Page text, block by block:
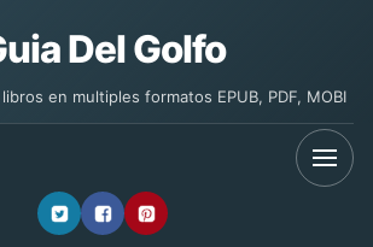
Del Golfo
en multiples formatos EPUB, PDF, MOBI